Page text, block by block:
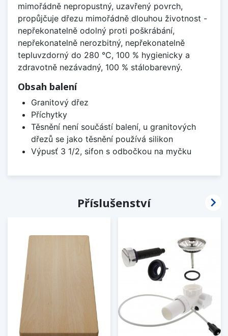
mimořádně nepropustný, uzavřený povrch,
propůjčuje dřezu mimořádně dlouhou životnost -
nepřekonatelně odolný proti poškrábání,
nepřekonatelně nerozbitný, nepřekonatelně
tepluvzdorný do 280 °C, 100 % hygienicky a
zdravotně nezávadný, 100 % stálobarevný.
Obsah balení
Granitový dřez
Příchytky
Těsnění není součástí balení, u granitových
dřezů se jako těsnění používá silikon
Výpusť 3 1/2, sifon s odbočkou na myčku
Příslušenství 